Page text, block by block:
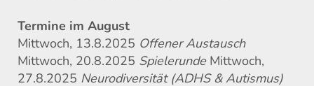
Termine im August
Mittwoch, 13.8.2025 Offener Austausch
Mittwoch, 20.8.2025 Spielerunde Mittwoch,
27.8.2025 Neurodiversität (ADHS & Autismus)